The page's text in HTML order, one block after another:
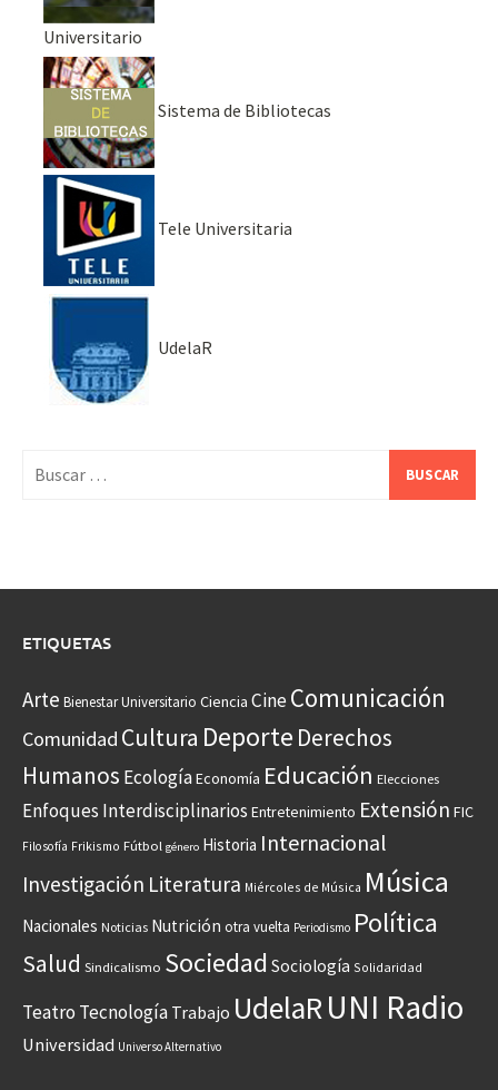
Universitario
Sistema de Bibliotecas
Tele Universitaria
UdelaR
ETIQUETAS
Arte Bienestar Universitario Ciencia CineComunicación
Comunidad Cultura Deporte Derechos
Humanos EcologíaEconomía Educación Elecciones
Enfoques Interdisciplinarios Entretenimiento Extensión FIC
Filosofía Frikismo Fútbol género Historia Internacional
Investigación Literatura Miércoles de Música Música
Nacionales Noticias Nutrición otra vuelta Periodismo Política
Salud Sindicalismo Sociedad Sociología Solidaridad
Teatro Tecnología Trabajo UdelaR UNI Radio
Universidad Universo Alternativo